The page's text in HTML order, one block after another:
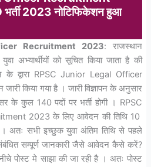
2023 नोटिफिकेशन हुआ
Recruitment 2023: राजस्थान
अभ्यार्थीयों को सूचित किया जाता है की
के द्वारा RPSC Junior Legal Officer
किया गया है । जारी विज्ञापन के अनुसार
के कुल 140 पदों पर भर्ती होगी । RPSC
2023 के लिए आवेदन की तिथि 10
सभी इच्छुक युवा अंतिम तिथि से पहले
सम्पूर्ण जानकारी जैसे आवेदन कैसे करें?
पोस्ट मे साझा की जा रही है । अतः पोस्ट